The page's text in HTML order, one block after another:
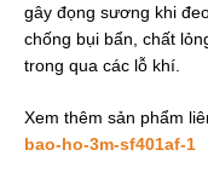
gây đọng sương khi
chống bụi bẩn, chất
trong qua các lỗ khí.
Xem thêm sản phẩm
bao-ho-3m-sf401af-1